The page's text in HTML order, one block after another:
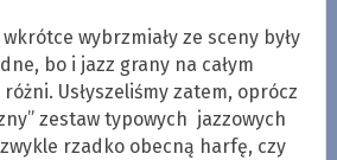
wybrzmiały ze sceny były
bo i jazz grany na całym
Usłyszeliśmy zatem, oprócz
zestaw typowych jazzowych
rzadko obecną harfę, czy